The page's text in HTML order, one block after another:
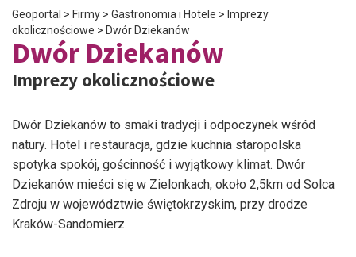
Geoportal > Firmy > Gastronomia i Hotele > Imprezy
okolicznościowe > Dwór Dziekanów
Dwór Dziekanów
Imprezy okolicznościowe
Dwór Dziekanów to smaki tradycji i odpoczynek wśród
natury. Hotel i restauracja, gdzie kuchnia staropolska
spotyka spokój, gościnność i wyjątkowy klimat. Dwór
Dziekanów mieści się w Zielonkach, około 2,5km od Solca
Zdroju w województwie świętokrzyskim, przy drodze
Kraków-Sandomierz.